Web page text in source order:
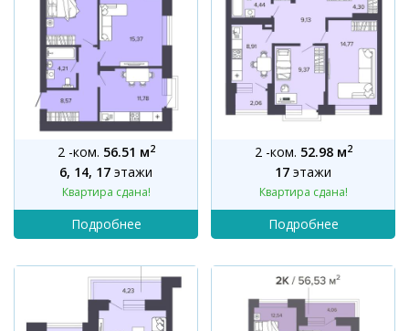
2 -ком. 56.51 м2
6, 14, 17 этажи
Квартира сдана!
2 -ком. 52.98 м2
17 этажи
Квартира сдана!